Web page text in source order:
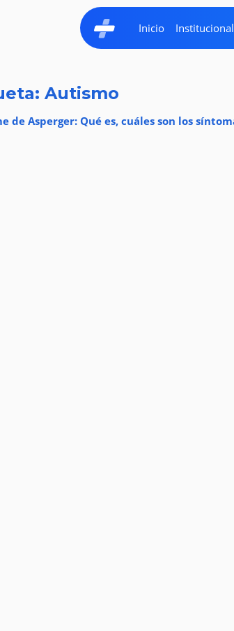
Inicio Institucional
Autismo
de Asperger: Qué es, cuáles son los